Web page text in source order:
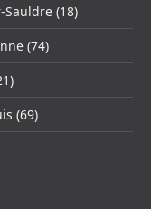
(18)
(74)
(69)